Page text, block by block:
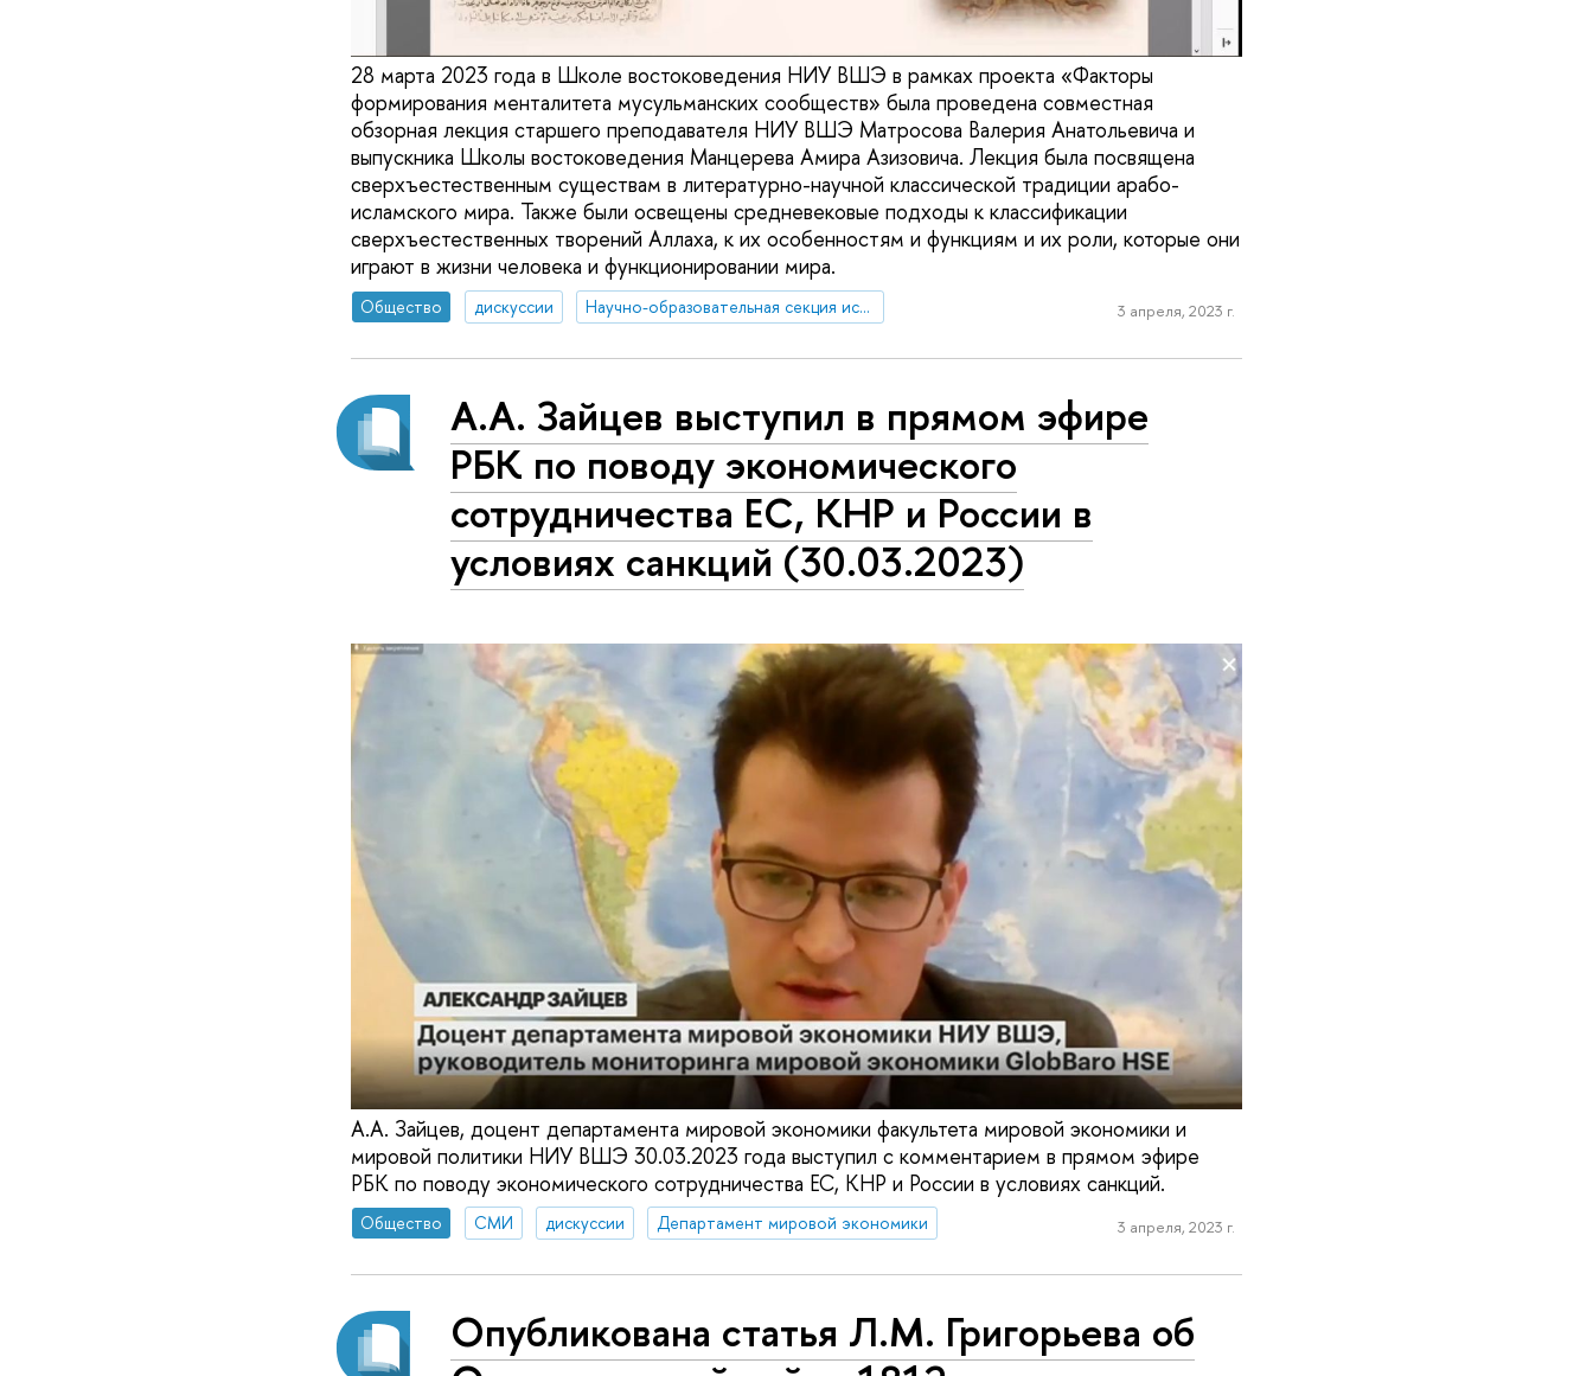
28 марта 2023 года в Школе востоковедения НИУ ВШЭ в рамках проекта «Факторы
формирования менталитета мусульманских сообществ» была проведена совместная
обзорная лекция старшего преподавателя НИУ ВШЭ Матросова Валерия Анатольевича и
выпускника Школы востоковедения Манцерева Амира Азизовича. Лекция была посвящена
сверхъестественным существам в литературно-научной классической традиции арабо-
исламского мира. Также были освещены средневековые подходы к классификации
сверхъестественных творений Аллаха, к их особенностям и функциям и их роли, которые они
играют в жизни человека и функционировании мира.
Общество дискуссии Научно-образовательная секция исследований Ближнего Востока и Северной Африки 3 апреля, 2023 г.
А.А. Зайцев выступил в прямом эфире
РБК по поводу экономического
сотрудничества ЕС, КНР и России в
условиях санкций (30.03.2023)
А.А. Зайцев, доцент департамента мировой экономики факультета мировой экономики и
мировой политики НИУ ВШЭ 30.03.2023 года выступил с комментарием в прямом эфире
РБК по поводу экономического сотрудничества ЕС, КНР и России в условиях санкций.
Общество СМИ дискуссии Департамент мировой экономики 3 апреля, 2023 г.
Опубликована статья Л.М. Григорьева об